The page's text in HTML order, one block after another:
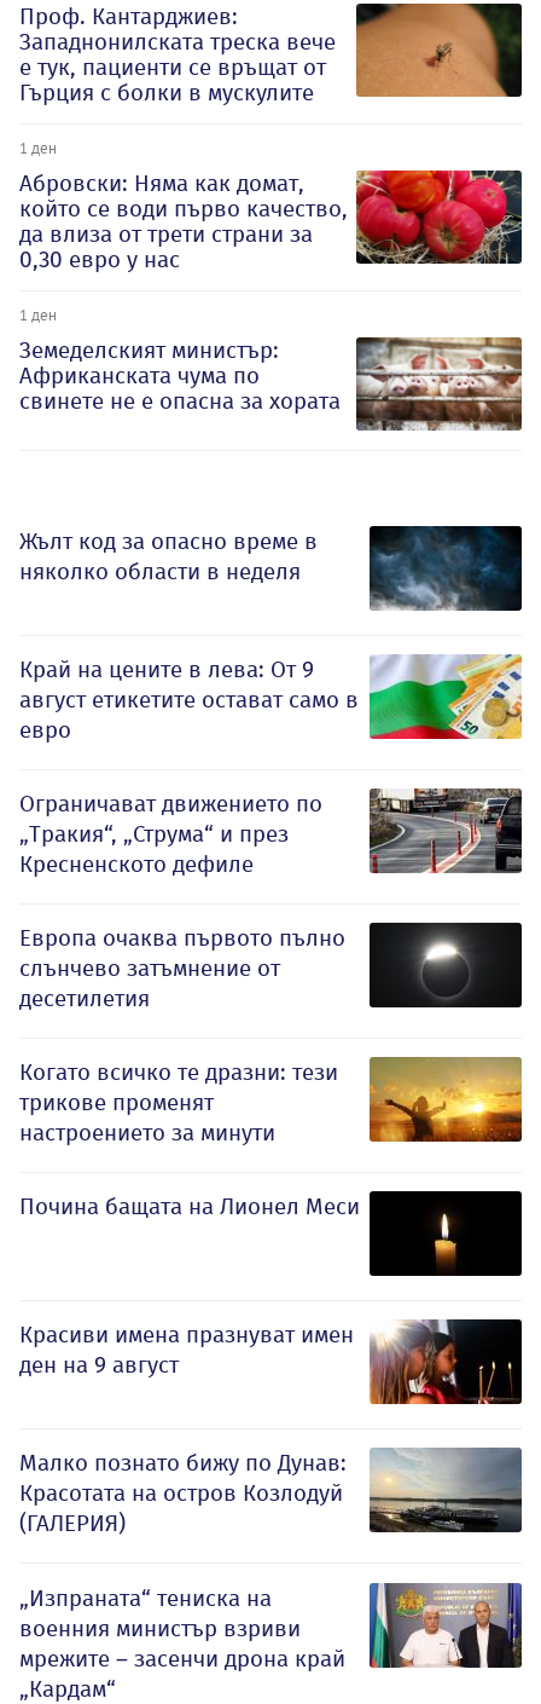
Проф. Кантарджиев:
Западнонилската треска вече
е тук, пациенти се връщат от
Гърция с болки в мускулите
1 ден
Абровски: Няма как домат,
който се води първо качество,
да влиза от трети страни за
0,30 евро у нас
1 ден
Земеделският министър:
Африканската чума по
свинете не е опасна за хората
Жълт код за опасно време в
няколко области в неделя
Край на цените в лева: От 9
август етикетите остават само в
евро
Ограничават движението по
„Тракия“, „Струма“ и през
Кресненското дефиле
Европа очаква първото пълно
слънчево затъмнение от
десетилетия
Когато всичко те дразни: тези
трикове променят
настроението за минути
Почина бащата на Лионел Меси
Красиви имена празнуват имен
ден на 9 август
Малко познато бижу по Дунав:
Красотата на остров Козлодуй
(ГАЛЕРИЯ)
„Изпраната“ тениска на
военния министър взриви
мрежите – засенчи дрона край
„Кардам“